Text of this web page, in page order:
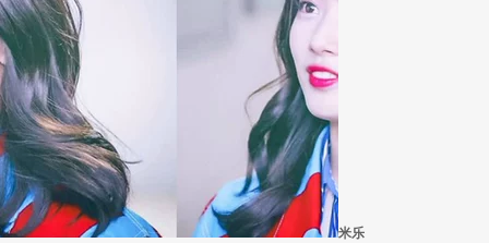
冬季绚烂，少不了羽绒服、毛呢大衣的色彩比拼，有它们在，冬天自然出彩不少